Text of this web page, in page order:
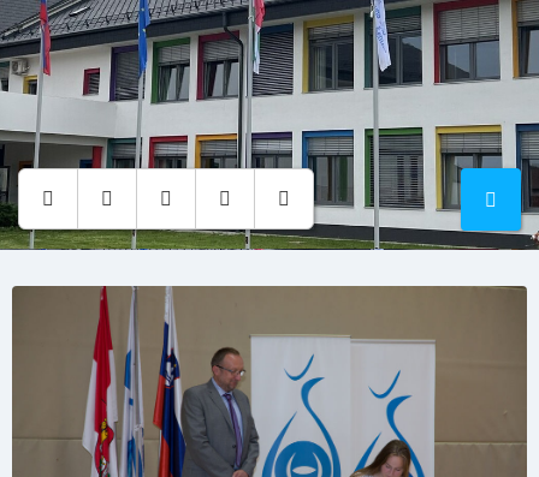
Osnovna
šola
Hruševec